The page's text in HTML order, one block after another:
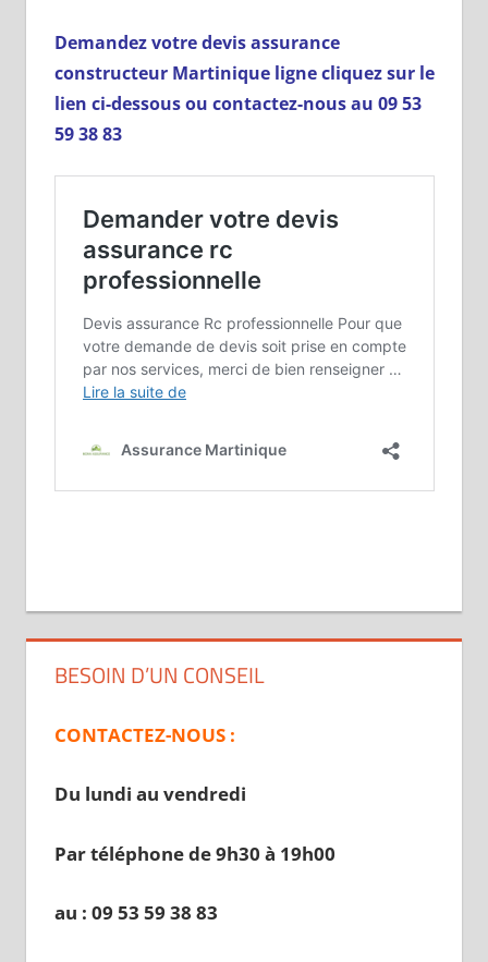
Demandez votre devis assurance
constructeur Martinique ligne cliquez sur le
lien ci-dessous ou contactez-nous au 09 53
59 38 83
BESOIN D’UN CONSEIL
CONTACTEZ-NOUS :
Du lundi au vendredi
Par téléphone de 9h30 à 19h00
au : 09 53 59 38 83